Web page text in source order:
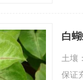
白
土壤
保证